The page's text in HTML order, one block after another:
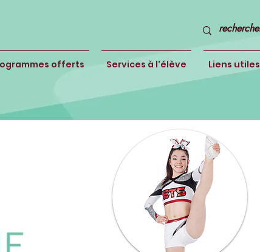
offerts Services à l'élève Liens utiles